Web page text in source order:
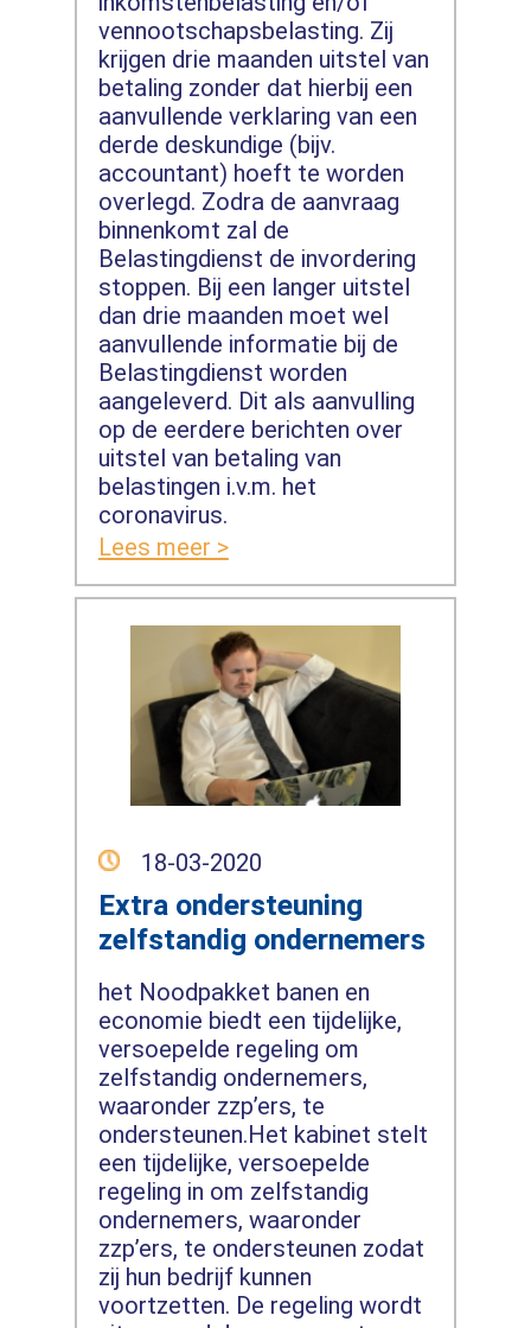
vennootschapsbelasting. Zij
krijgen drie maanden uitstel van
betaling zonder dat hierbij een
aanvullende verklaring van een
derde deskundige (bijv.
accountant) hoeft te worden
overlegd. Zodra de aanvraag
binnenkomt zal de
Belastingdienst de invordering
stoppen. Bij een langer uitstel
dan drie maanden moet wel
aanvullende informatie bij de
Belastingdienst worden
aangeleverd. Dit als aanvulling
op de eerdere berichten over
uitstel van betaling van
belastingen i.v.m. het
coronavirus.
Lees meer >
18-03-2020
Extra ondersteuning
zelfstandig ondernemers
het Noodpakket banen en
economie biedt een tijdelijke,
versoepelde regeling om
zelfstandig ondernemers,
waaronder zzp’ers, te
ondersteunen.Het kabinet stelt
een tijdelijke, versoepelde
regeling in om zelfstandig
ondernemers, waaronder
zzp’ers, te ondersteunen zodat
zij hun bedrijf kunnen
voortzetten. De regeling wordt